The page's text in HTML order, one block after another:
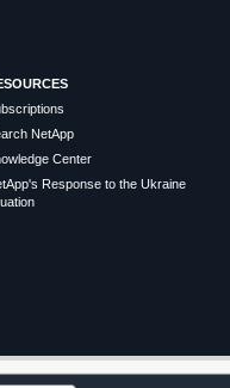
NetApp
Center
Response to the Ukraine